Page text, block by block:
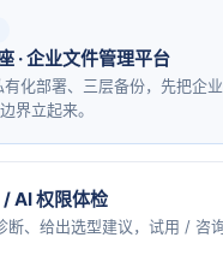
· 企业文件管理平台
有化部署、三层备份，先把企
界立起来。
/ AI 权限体检
断、给出选型建议，试用 / 咨